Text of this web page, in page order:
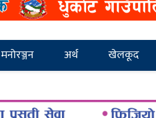
मनोरञ्जन अर्थ खेलकूद